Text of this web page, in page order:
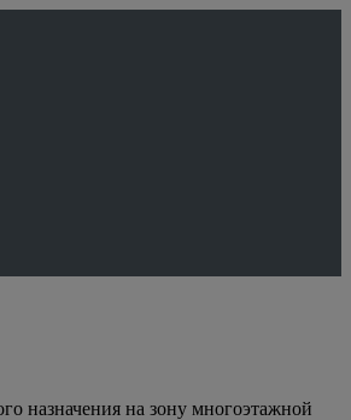
назначения на зону многоэтажной